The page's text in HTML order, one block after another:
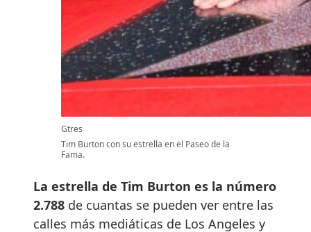
Gtres
Tim Burton con su estrella en el Paseo de la
Fama.
La estrella de Tim Burton es la número
2.788 de cuantas se pueden ver entre las
calles más mediáticas de Los Angeles y